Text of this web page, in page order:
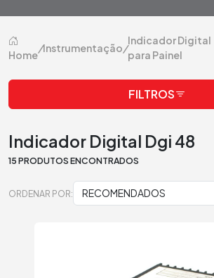
Home
/Instrumentação/
Indicador Digital
para Painel
FILTROS
Indicador Digital Dgi 48
15 PRODUTOS ENCONTRADOS
ORDENAR POR: